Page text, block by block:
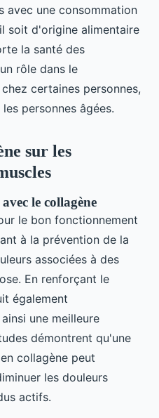
avec une consommation
soit d'origine alimentaire
la santé des
rôle dans le
certaines personnes,
personnes âgées.
sur les
le collagène
le bon fonctionnement
à la prévention de la
associées à des
En renforçant le
également
une meilleure
démontrent qu'une
collagène peut
les douleurs
actifs.